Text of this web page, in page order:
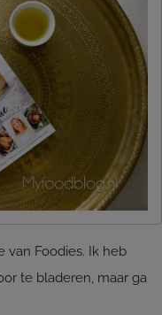
van Foodies. Ik heb
te bladeren, maar ga